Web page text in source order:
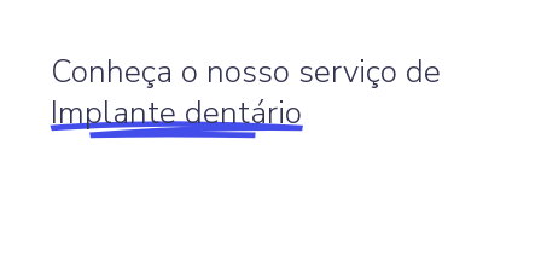
Conheça o nosso serviço de
Implante dentário